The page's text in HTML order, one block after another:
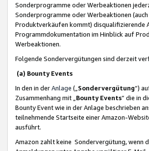
Sonderprogramme oder Werbeaktionen
Sonderprogramme oder Werbeaktionen
Produktverkäufen kommt) disqualifizierende
Programmdokumentation im Hinblick auf
Werbeaktionen.
Folgende Sondervergütungen sind derzeit
(a) Bounty Events
In den in derAnlage („ Sondervergütung“)
Zusammenhang mit „ Bounty Events“ die in
Bounty Event wie in der Anlage beschrieben
teilnehmende Startseite einer Amazon-
ausführt.
Amazon zahlt keine Sondervergütung, wenn